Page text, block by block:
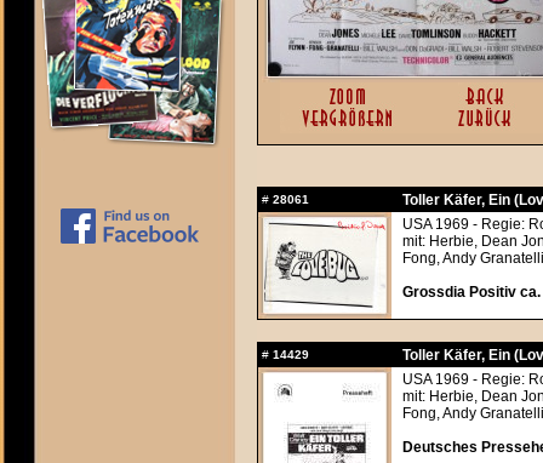
# 28061
Toller Käfer, Ein
USA 1969 - Regie:
mit: Herbie, Dean
Fong, Andy
Grossdia Positiv
# 14429
Toller Käfer, Ein
USA 1969 - Regie:
mit: Herbie, Dean
Fong, Andy
Deutsches